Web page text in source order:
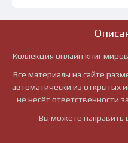
Коллекция онлайн книг
Все материалы на сайте
автоматически из открытых
не несёт ответственности
Вы можете направить